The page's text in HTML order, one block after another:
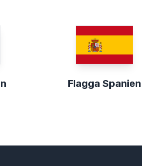
Flagga Spanien